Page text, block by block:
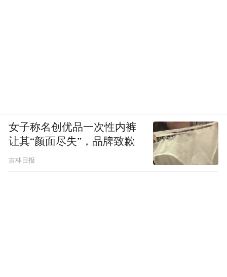
女子称名创优品一次性内裤
让其“颜面尽失”，品牌致歉
吉林日报